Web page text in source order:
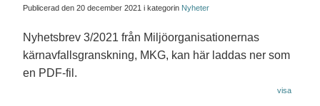
Publicerad den 20 december 2021 i kategorin Nyheter
Nyhetsbrev 3/2021 från Miljöorganisationernas
kärnavfallsgranskning, MKG, kan här laddas ner som
en PDF-fil.
visa